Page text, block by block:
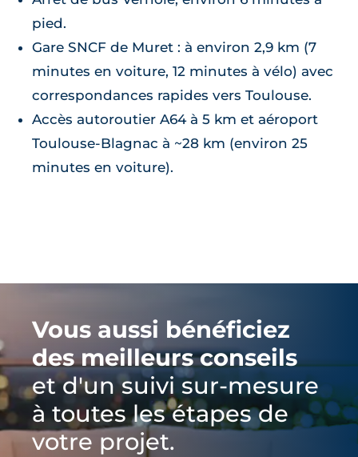
pied.
Gare SNCF de Muret : à environ 2,9 km (7
minutes en voiture, 12 minutes à vélo) avec
correspondances rapides vers Toulouse.
Accès autoroutier A64 à 5 km et aéroport
Toulouse-Blagnac à ~28 km (environ 25
minutes en voiture).
Vous aussi bénéficiez
des meilleurs conseils
et d'un suivi sur-mesure
à toutes les étapes de
votre projet.